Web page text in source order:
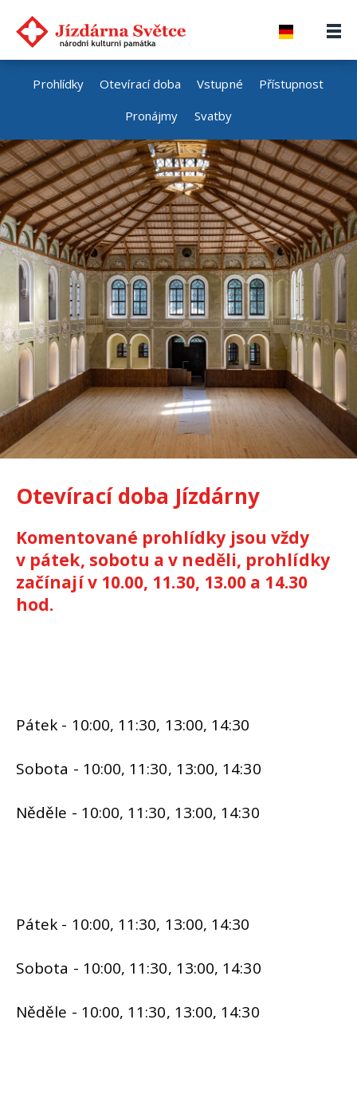
Prohlídky Otevírací doba Vstupné
Přístupnost
Pronájmy
Svatby
Otevírací doba Jízdárny
Komentované prohlídky jsou vždy
v pátek, sobotu a v neděli, prohlídky
začínají v 10.00, 11.30, 13.00 a 14.30
hod.
Pátek - 10:00, 11:30, 13:00, 14:30
Sobota - 10:00, 11:30, 13:00, 14:30
Něděle - 10:00, 11:30, 13:00, 14:30
Pátek - 10:00, 11:30, 13:00, 14:30
Sobota - 10:00, 11:30, 13:00, 14:30
Něděle - 10:00, 11:30, 13:00, 14:30